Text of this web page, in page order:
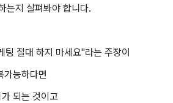
는지 살펴봐야 합니다.
팅 절대 하지 마세요"라는 주장이
가능하다면
되는 것이고